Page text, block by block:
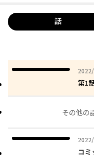
話
2022
第1
その他の
2022
コ